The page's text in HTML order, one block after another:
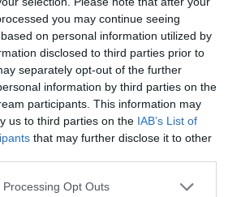
you may continue seeing
on personal information utilized by
disclosed to third parties prior to
separately opt-out of the further
information by third parties on the
participants. This information may
us to third parties on the IAB’s List of
that may further disclose it to other
Opt Outs
[Totale:0Media:0]